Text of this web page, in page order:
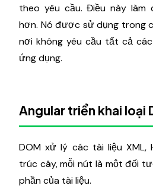
theo yêu cầu. Điều này làm
hơn. Nó được sử dụng trong
nơi không yêu cầu tất cả
ứng dụng.
Angular triển khai loại
DOM xử lý các tài liệu XML,
trúc cây, mỗi nút là một đối
phần của tài liệu.